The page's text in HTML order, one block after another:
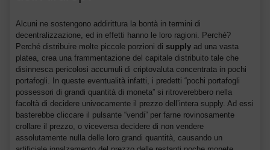
Alcuni ne sostengono addirittura la bontà in termini di
decentralizzazione, ed in effetti hanno le loro ragioni. Perché?
Perché distribuire molte piccole porzioni di supply ad una vasta
platea, crea una frammentazione del capitale distribuito tale che
disinnesca pericolosi accumuli di criptovaluta concentrata in pochi
portafogli. In queste eventualità infatti, i predetti “pochi portafogli
possessori di grandi quantità di moneta” si ritroverebbero nella
facoltà di decidere univocamente il prezzo dell’intera supply. Ad essi
basterebbe cliccare il pulsante “vendi” per farne rovinosamente
crollare il prezzo, o viceversa decidere di non vendere
assolutamente nulla delle loro grandi quantità, causando un